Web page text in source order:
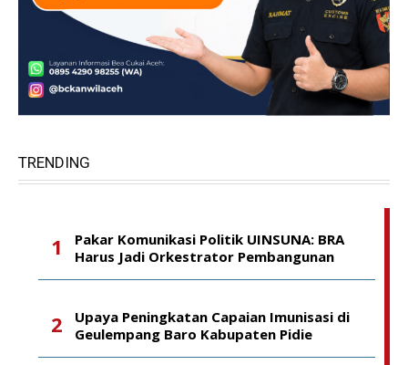
TRENDING
Pakar Komunikasi Politik UINSUNA: BRA
Harus Jadi Orkestrator Pembangunan
Upaya Peningkatan Capaian Imunisasi di
Geulempang Baro Kabupaten Pidie